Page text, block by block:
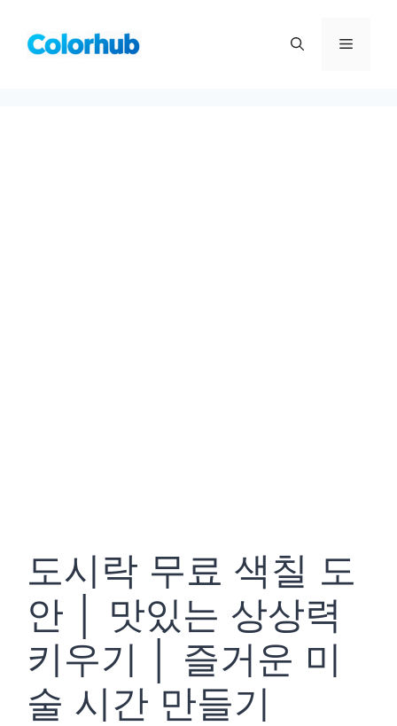
메
도시락 무료 색칠 도
안 │ 맛있는 상상력
키우기 │ 즐거운 미
술 시간 만들기